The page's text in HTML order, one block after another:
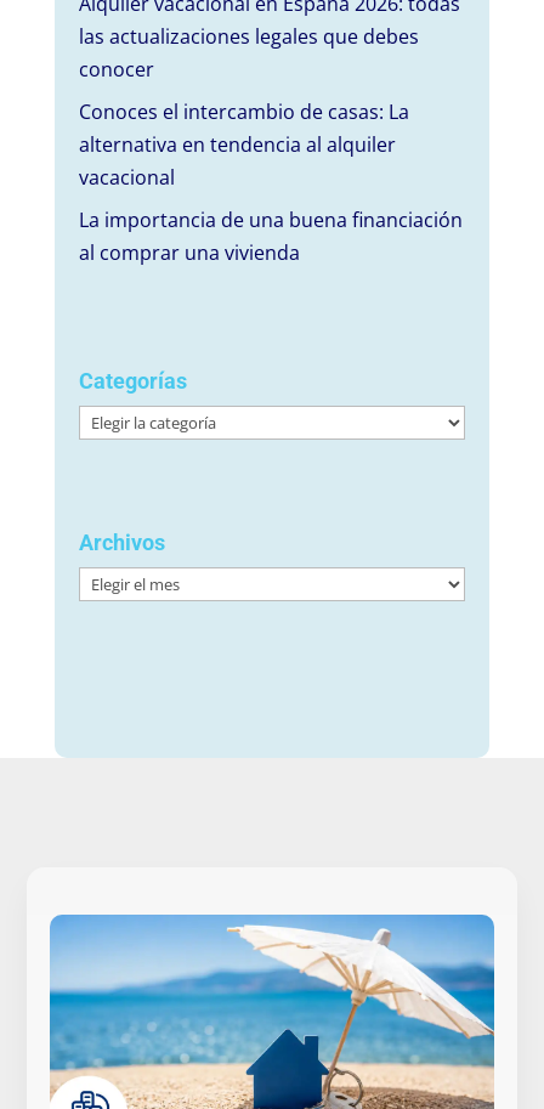
las actualizaciones legales que debes
conocer
Conoces el intercambio de casas: La
alternativa en tendencia al alquiler
vacacional
La importancia de una buena financiación
al comprar una vivienda
Categorías
Categorías
Archivos
Archivos